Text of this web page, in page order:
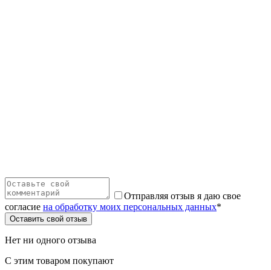
Отправляя отзыв я даю свое
согласие на обработку моих персональных данных*
Оставить свой отзыв
Нет ни одного отзыва
С этим товаром покупают